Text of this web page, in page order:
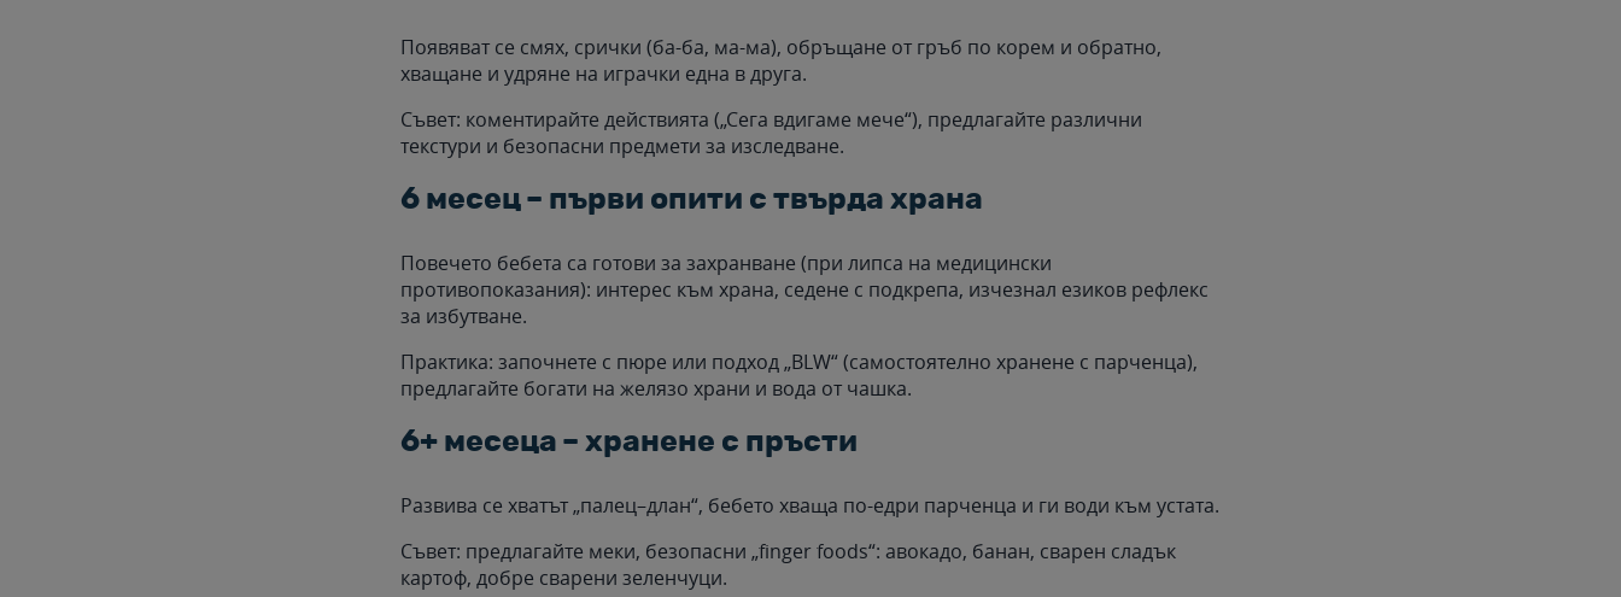
Появяват се смях, срички (ба-ба, ма-ма), обръщане от гръб по корем и обратно,
хващане и удряне на играчки една в друга.
Съвет: коментирайте действията („Сега вдигаме мече“), предлагайте различни
текстури и безопасни предмети за изследване.
6 месец – първи опити с твърда храна
Повечето бебета са готови за захранване (при липса на медицински
противопоказания): интерес към храна, седене с подкрепа, изчезнал езиков рефлекс
за избутване.
Практика: започнете с пюре или подход „BLW“ (самостоятелно хранене с парченца),
предлагайте богати на желязо храни и вода от чашка.
6+ месеца – хранене с пръсти
Развива се хватът „палец–длан“, бебето хваща по-едри парченца и ги води към устата.
Съвет: предлагайте меки, безопасни „finger foods“: авокадо, банан, сварен сладък
картоф, добре сварени зеленчуци.